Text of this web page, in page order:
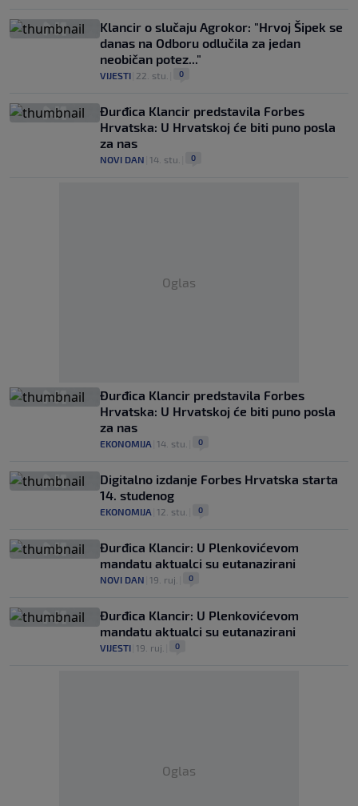
Klancir o slučaju Agrokor: "Hrvoj Šipek se
danas na Odboru odlučila za jedan
neobičan potez..."
VIJESTI 22. stu. 0
Đurđica Klancir predstavila Forbes
Hrvatska: U Hrvatskoj će biti puno posla
za nas
NOVI DAN 14. stu. 0
Oglas
Đurđica Klancir predstavila Forbes
Hrvatska: U Hrvatskoj će biti puno posla
za nas
EKONOMIJA 14. stu. 0
Digitalno izdanje Forbes Hrvatska starta
14. studenog
EKONOMIJA 12. stu. 0
Đurđica Klancir: U Plenkovićevom
mandatu aktualci su eutanazirani
NOVI DAN 19. ruj. 0
Đurđica Klancir: U Plenkovićevom
mandatu aktualci su eutanazirani
VIJESTI 19. ruj. 0
Oglas